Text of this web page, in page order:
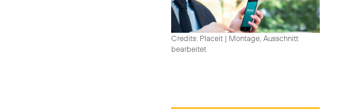
Credits: Placeit | Montage, Ausschnitt
bearbeitet